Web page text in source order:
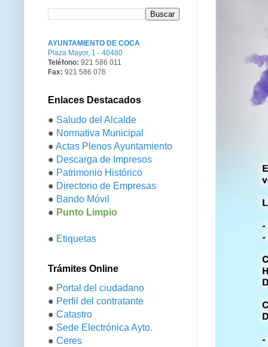
AYUNTAMIENTO DE COCA
Plaza Mayor, 1 - 40480
Teléfono: 921 586 011
Fax: 921 586 076
Enlaces Destacados
● Saludo del Alcalde
● Normativa Municipal
● Actas Plenos Ayuntamiento
● Descarga de Impresos
● Patrimonio Histórico
● Directorio de Empresas
● Bando Móvil
● Punto Limpio
● Etiquetas
Trámites Online
● Portal del ciudadano
● Perfil del contratante
● Catastro
● Sede Electrónica Ayto.
● Ceres